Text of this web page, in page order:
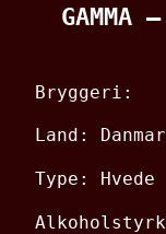
GAMMA
Bryggeri:
Land:
Type: Hvede